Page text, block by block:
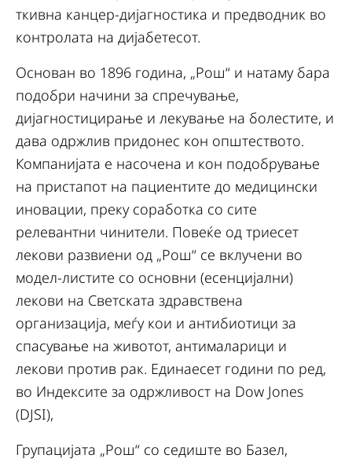
ткивна канцер-дијагностика и предводник во
контролата на дијабетесот.
Основан во 1896 година, „Рош“ и натаму бара
подобри начини за спречување,
дијагностицирање и лекување на болестите, и
дава одржлив придонес кон општеството.
Компанијата е насочена и кон подобрување
на пристапот на пациентите до медицински
иновации, преку соработка со сите
релевантни чинители. Повеќе од триесет
лекови развиени од „Рош“ се вклучени во
модел-листите со основни (есенцијални)
лекови на Светската здравствена
организација, меѓу кои и антибиотици за
спасување на животот, антималарици и
лекови против рак. Единаесет години по ред,
во Индексите за одржливост на Dow Jones
(DJSI),
Групацијата „Рош“ со седиште во Базел,